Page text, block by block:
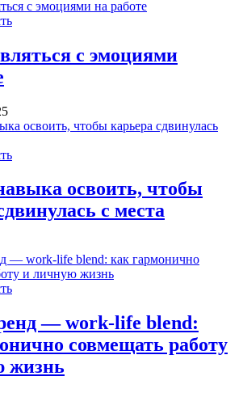
с эмоциями
освоить, чтобы
с места
— work-life blend:
совмещать работу
жизнь